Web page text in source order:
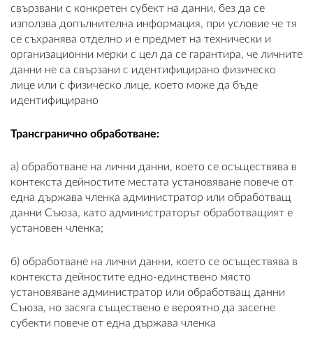
свързвани с конкретен субект на данни, без да се
използва допълнителна информация, при условие че тя
се съхранява отделно и е предмет на технически и
организационни мерки с цел да се гарантира, че личните
данни не са свързани с идентифицирано физическо
лице или с физическо лице, което може да бъде
идентифицирано
Трансгранично обработване:
a) обработване на лични данни, което се осъществява в
контекста дейностите местата установяване повече от
една държава членка администратор или обработващ
данни Съюза, като администраторът обработващият е
установен членка;
б) обработване на лични данни, което се осъществява в
контекста дейностите едно-единствено място
установяване администратор или обработващ данни
Съюза, но засяга съществено е вероятно да засегне
субекти повече от една държава членка